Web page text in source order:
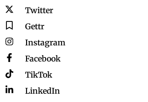
Twitter
Gettr
Instagram
Facebook
TikTok
LinkedIn